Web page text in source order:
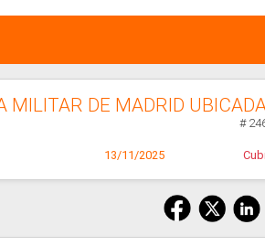
MILITAR DE MADRID
#
13/11/2025